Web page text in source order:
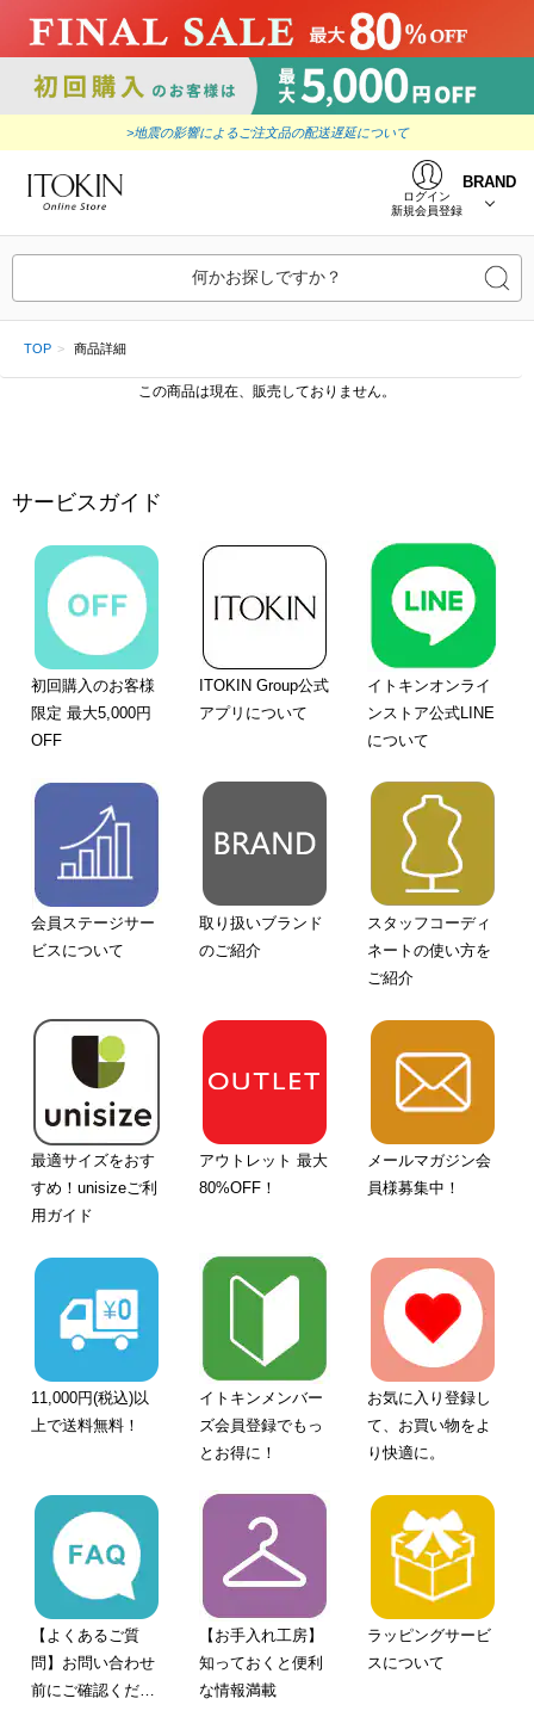
>地震の影響によるご注文品の配送遅延について
ログイン
新規会員登録
BRAND
何かお探しですか？
TOP 商品詳細
この商品は現在、販売しておりません。
サービスガイド
初回購入のお客様
限定 最大5,000円
OFF
ITOKIN Group公式
アプリについて
イトキンオンライ
ンストア公式LINE
について
会員ステージサー
ビスについて
取り扱いブランド
のご紹介
スタッフコーディ
ネートの使い方を
ご紹介
最適サイズをおす
すめ！unisizeご利
用ガイド
アウトレット 最大
80%OFF！
メールマガジン会
員様募集中！
11,000円(税込)以
上で送料無料！
イトキンメンバー
ズ会員登録でもっ
とお得に！
お気に入り登録し
て、お買い物をよ
り快適に。
【よくあるご質
問】お問い合わせ
前にご確認くださ
【お手入れ工房】
知っておくと便利
な情報満載
ラッピングサービ
スについて